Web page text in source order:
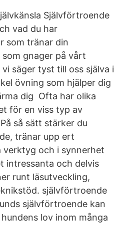
Självförtroende
vad du har
som tränar din
gnager på vårt
säger tyst till oss själva i
övning som hjälper dig
dig Ofta har olika
för en viss typ av
så sätt stärker du
tränar upp ert
och i synnerhet
intressanta och delvis
runt läsutveckling,
självförtroende
självförtroende kan
lov inom många